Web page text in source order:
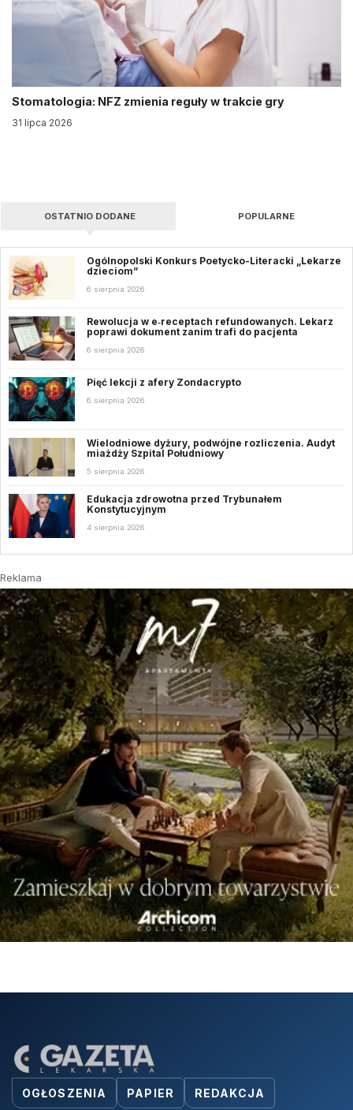
Stomatologia: NFZ zmienia reguły w trakcie gry
31 lipca 2026
OSTATNIO DODANE POPULARNE
Ogólnopolski Konkurs Poetycko-Literacki „Lekarze
dzieciom”
6 sierpnia 2026
Rewolucja w e‑receptach refundowanych. Lekarz
poprawi dokument zanim trafi do pacjenta
6 sierpnia 2026
Pięć lekcji z afery Zondacrypto
6 sierpnia 2026
Wielodniowe dyżury, podwójne rozliczenia. Audyt
miażdży Szpital Południowy
5 sierpnia 2026
Edukacja zdrowotna przed Trybunałem
Konstytucyjnym
4 sierpnia 2026
Reklama
OGŁOSZENIA PAPIER REDAKCJA